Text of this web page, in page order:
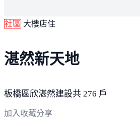
社區 大樓店住
湛然新天地
板橋區欣湛然建設共 276 戶
加入收藏分享